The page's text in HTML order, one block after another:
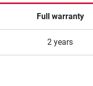
Full warranty
2 years